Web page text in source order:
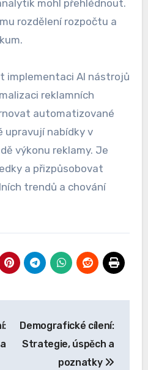
zjistili, co nejlépe
skupinu. Důležité je
ochrany osobních údajů
inteligence
klíčovou roli v
protože umožňuje
kampaní. AI může
dat a identifikovat
rozdělení rozpočtu a
automatizované
upravují nabídky v
výkonu reklamy. Je